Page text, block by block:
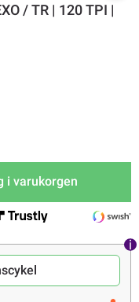
/ TR | 120 TPI |
i varukorgen